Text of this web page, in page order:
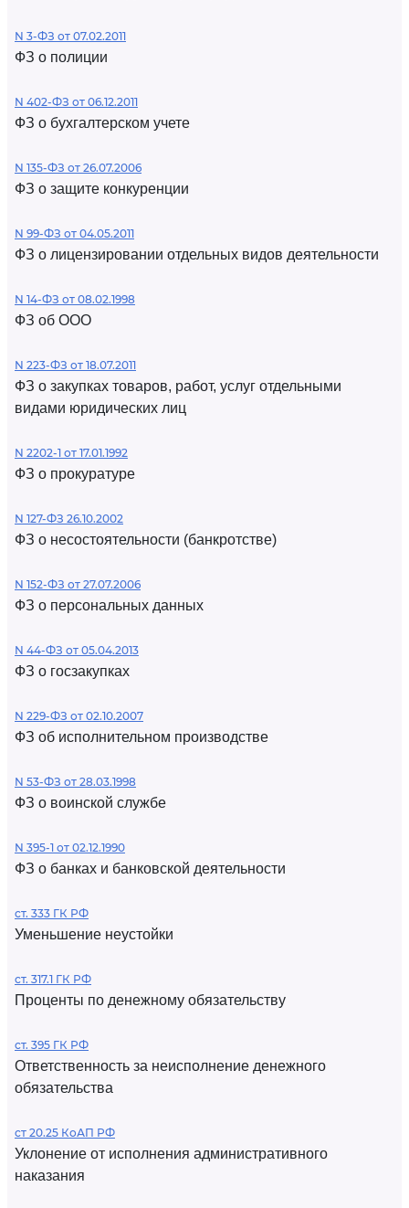
N 3-ФЗ от 07.02.2011
ФЗ о полиции
N 402-ФЗ от 06.12.2011
ФЗ о бухгалтерском учете
N 135-ФЗ от 26.07.2006
ФЗ о защите конкуренции
N 99-ФЗ от 04.05.2011
ФЗ о лицензировании отдельных видов деятельности
N 14-ФЗ от 08.02.1998
ФЗ об ООО
N 223-ФЗ от 18.07.2011
ФЗ о закупках товаров, работ, услуг отдельными
видами юридических лиц
N 2202-1 от 17.01.1992
ФЗ о прокуратуре
N 127-ФЗ 26.10.2002
ФЗ о несостоятельности (банкротстве)
N 152-ФЗ от 27.07.2006
ФЗ о персональных данных
N 44-ФЗ от 05.04.2013
ФЗ о госзакупках
N 229-ФЗ от 02.10.2007
ФЗ об исполнительном производстве
N 53-ФЗ от 28.03.1998
ФЗ о воинской службе
N 395-1 от 02.12.1990
ФЗ о банках и банковской деятельности
ст. 333 ГК РФ
Уменьшение неустойки
ст. 317.1 ГК РФ
Проценты по денежному обязательству
ст. 395 ГК РФ
Ответственность за неисполнение денежного
обязательства
ст 20.25 КоАП РФ
Уклонение от исполнения административного
наказания